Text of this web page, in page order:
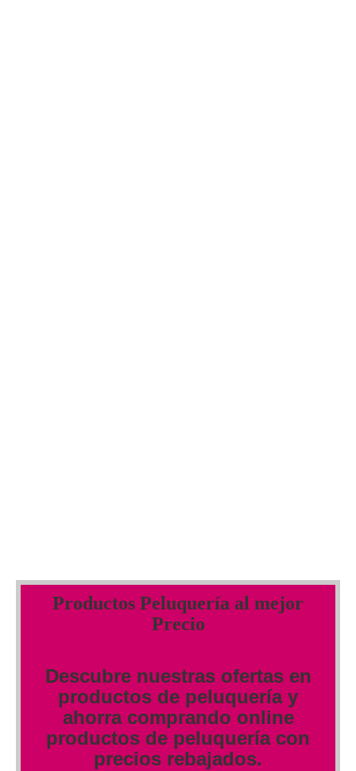
Productos Peluquería al mejor
Precio
Descubre nuestras ofertas en
productos de peluquería y
ahorra comprando online
productos de peluquería con
precios rebajados.